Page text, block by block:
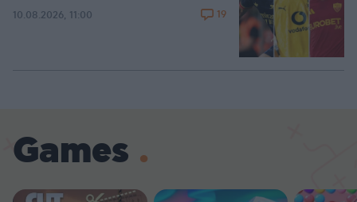
10.08.2026, 11:00 19
Games